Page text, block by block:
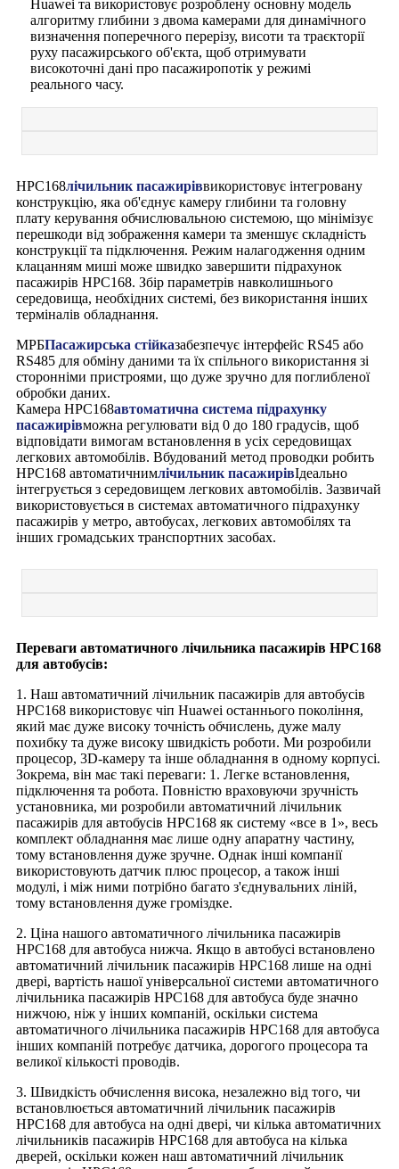
Huawei та використовує розроблену основну модель
алгоритму глибини з двома камерами для динамічного
визначення поперечного перерізу, висоти та траєкторії
руху пасажирського об'єкта, щоб отримувати
високоточні дані про пасажиропотік у режимі
реального часу.
HPC168лічильник пасажиріввикористовує інтегровану
конструкцію, яка об'єднує камеру глибини та головну
плату керування обчислювальною системою, що мінімізує
перешкоди від зображення камери та зменшує складність
конструкції та підключення. Режим налагодження одним
клацанням миші може швидко завершити підрахунок
пасажирів HPC168. Збір параметрів навколишнього
середовища, необхідних системі, без використання інших
терміналів обладнання.
МРБПасажирська стійказабезпечує інтерфейс RS45 або
RS485 для обміну даними та їх спільного використання зі
сторонніми пристроями, що дуже зручно для поглибленої
обробки даних.
Камера HPC168автоматична система підрахунку
пасажирівможна регулювати від 0 до 180 градусів, щоб
відповідати вимогам встановлення в усіх середовищах
легкових автомобілів. Вбудований метод проводки робить
HPC168 автоматичнимлічильник пасажирівІдеально
інтегрується з середовищем легкових автомобілів. Зазвичай
використовується в системах автоматичного підрахунку
пасажирів у метро, ​​автобусах, легкових автомобілях та
інших громадських транспортних засобах.
Переваги автоматичного лічильника пасажирів HPC168
для автобусів:
1. Наш автоматичний лічильник пасажирів для автобусів
HPC168 використовує чіп Huawei останнього покоління,
який має дуже високу точність обчислень, дуже малу
похибку та дуже високу швидкість роботи. Ми розробили
процесор, 3D-камеру та інше обладнання в одному корпусі.
Зокрема, він має такі переваги: ​​1. Легке встановлення,
підключення та робота. Повністю враховуючи зручність
установника, ми розробили автоматичний лічильник
пасажирів для автобусів HPC168 як систему «все в 1», весь
комплект обладнання має лише одну апаратну частину,
тому встановлення дуже зручне. Однак інші компанії
використовують датчик плюс процесор, а також інші
модулі, і між ними потрібно багато з'єднувальних ліній,
тому встановлення дуже громіздке.
2. Ціна нашого автоматичного лічильника пасажирів
HPC168 для автобуса нижча. Якщо в автобусі встановлено
автоматичний лічильник пасажирів HPC168 лише на одні
двері, вартість нашої універсальної системи автоматичного
лічильника пасажирів HPC168 для автобуса буде значно
нижчою, ніж у інших компаній, оскільки система
автоматичного лічильника пасажирів HPC168 для автобуса
інших компаній потребує датчика, дорогого процесора та
великої кількості проводів.
3. Швидкість обчислення висока, незалежно від того, чи
встановлюється автоматичний лічильник пасажирів
HPC168 для автобуса на одні двері, чи кілька автоматичних
лічильників пасажирів HPC168 для автобуса на кілька
дверей, оскільки кожен наш автоматичний лічильник